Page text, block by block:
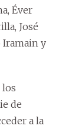
Éver
José
Iramain y
de
a la